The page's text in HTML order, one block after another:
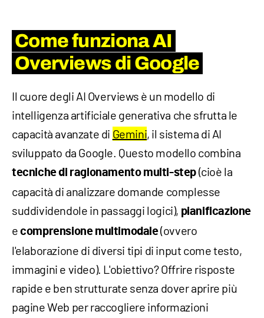
Come funziona AI
Overviews di Google
Il cuore degli AI Overviews è un modello di
intelligenza artificiale generativa che sfrutta le
capacità avanzate di Gemini, il sistema di AI
sviluppato da Google. Questo modello combina
tecniche di ragionamento multi-step (cioè la
capacità di analizzare domande complesse
suddividendole in passaggi logici), pianificazione
ecomprensione multimodale(ovvero
l'elaborazione di diversi tipi di input come testo,
immagini e video). L'obiettivo? Offrire risposte
rapide e ben strutturate senza dover aprire più
pagine Web per raccogliere informazioni